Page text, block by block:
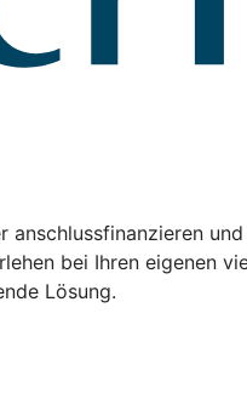
anschlussfinanzieren
bei Ihren eigenen
Lösung.